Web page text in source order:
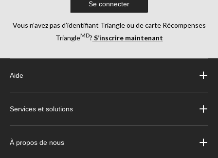
Se connecter
Vous n’avez pas d’identifiant Triangle ou de carte Récompenses
TriangleMD? S’inscrire maintenant
Aide
Services et solutions
À propos de nous